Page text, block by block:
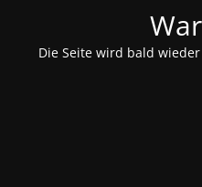
Die Seite wird bald